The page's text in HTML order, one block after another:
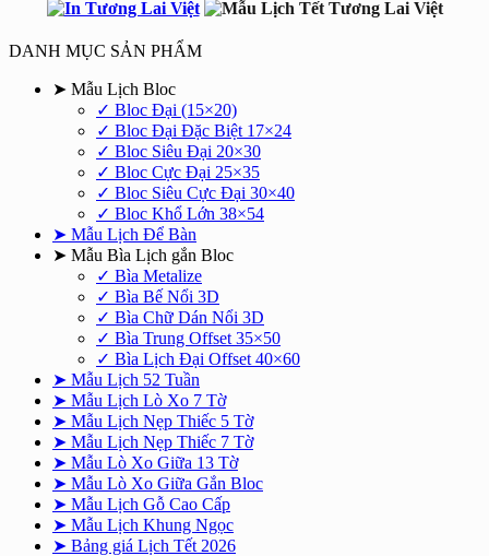
DANH MỤC SẢN PHẨM
➤ Mẫu Lịch Bloc
✓ Bloc Đại (15×20)
✓ Bloc Đại Đặc Biệt 17×24
✓ Bloc Siêu Đại 20×30
✓ Bloc Cực Đại 25×35
✓ Bloc Siêu Cực Đại 30×40
✓ Bloc Khổ Lớn 38×54
➤ Mẫu Lịch Để Bàn
➤ Mẫu Bìa Lịch gắn Bloc
✓ Bìa Metalize
✓ Bìa Bế Nổi 3D
✓ Bìa Chữ Dán Nổi 3D
✓ Bìa Trung Offset 35×50
✓ Bìa Lịch Đại Offset 40×60
➤ Mẫu Lịch 52 Tuần
➤ Mẫu Lịch Lò Xo 7 Tờ
➤ Mẫu Lịch Nẹp Thiếc 5 Tờ
➤ Mẫu Lịch Nẹp Thiếc 7 Tờ
➤ Mẫu Lò Xo Giữa 13 Tờ
➤ Mẫu Lò Xo Giữa Gắn Bloc
➤ Mẫu Lịch Gỗ Cao Cấp
➤ Mẫu Lịch Khung Ngọc
➤ Bảng giá Lịch Tết 2026